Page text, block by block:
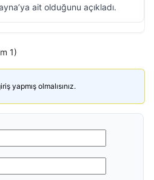
ait olduğunu açıkladı.
1)
yapmış olmalısınız.